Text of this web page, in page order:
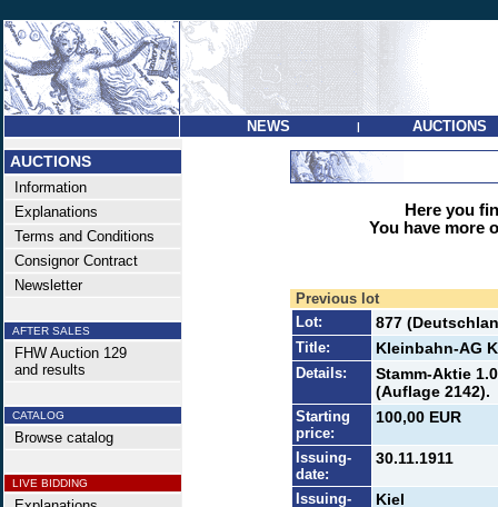
NEWS | AUCTIONS
AUCTIONS
Information
Explanations
Terms and Conditions
Consignor Contract
Newsletter
AFTER SALES
FHW Auction 129
and results
CATALOG
Browse catalog
LIVE BIDDING
Here you
You have more
Previous lot
Lot:
877
Title: Kleinbahn-AG
Details:
Stamm-Aktie
(Auflage 2142).
Starting
price:
100,00 EUR
Issuing-
date:
30.11.1911
Issuing-
Kiel